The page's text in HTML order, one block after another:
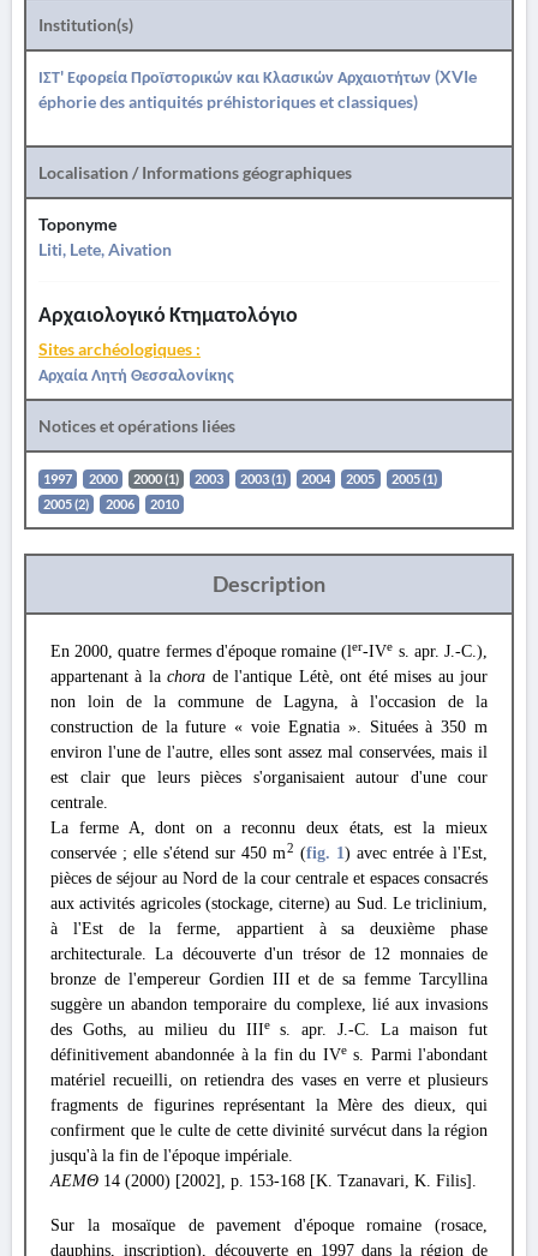
Institution(s)
ΙΣΤ' Εφορεία Προϊστορικών και Κλασικών Αρχαιοτήτων (XVIe
éphorie des antiquités préhistoriques et classiques)
Localisation / Informations géographiques
Toponyme
Liti, Lete, Aivation
Αρχαιολογικό Κτηματολόγιο
Sites archéologiques :
Αρχαία Λητή Θεσσαλονίκης
Notices et opérations liées
1997 2000 2000 (1) 2003 2003 (1) 2004 2005
2005 (1)
2005 (2)
2006 2010
Description
En 2000, quatre fermes d'époque romaine (ler-IVe s. apr. J.-C.),
appartenant à lachora de l'antique Létè, ont été mises au jour
non loin de la commune de Lagyna, à l'occasion de la
construction de la future « voie Egnatia ». Situées à 350 m
environ l'une de l'autre, elles sont assez mal conservées, mais il
est clair que leurs pièces s'organisaient autour d'une cour
centrale.
La ferme A, dont on a reconnu deux états, est la mieux
conservée ; elle s'étend sur 450 m2 (fig. 1) avec entrée à l'Est,
pièces de séjour au Nord de la cour centrale et espaces consacrés
aux activités agricoles (stockage, citerne) au Sud. Le triclinium,
à l'Est de la ferme, appartient à sa deuxième phase
architecturale. La découverte d'un trésor de 12 monnaies de
bronze de l'empereur Gordien III et de sa femme Tarcyllina
suggère un abandon temporaire du complexe, lié aux invasions
des Goths, au milieu du IIIes. apr. J.-C. La maison fut
définitivement abandonnée à la fin du IVes. Parmi l'abondant
matériel recueilli, on retiendra des vases en verre et plusieurs
fragments de figurines représentant la Mère des dieux, qui
confirment que le culte de cette divinité survécut dans la région
jusqu'à la fin de l'époque impériale.
ΑΕΜΘ 14 (2000) [2002], p. 153-168 [K. Tzanavari, K. Filis].
Sur la mosaïque de pavement d'époque romaine (rosace,
dauphins, inscription), découverte en 1997 dans la région de